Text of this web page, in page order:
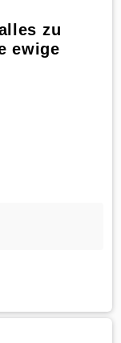
zu
ewige